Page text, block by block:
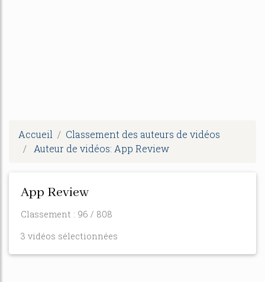
Accueil
Classement des auteurs de vidéos
Auteur de vidéos: App Review
App Review
Classement : 96 / 808
3 vidéos sélectionnées